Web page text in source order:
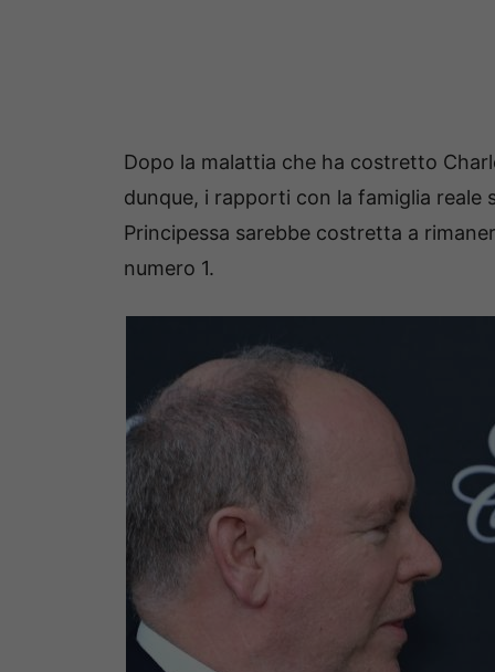
Dopo la malattia che ha costretto
dunque, i rapporti con la famiglia
Principessa sarebbe costretta a
numero 1.